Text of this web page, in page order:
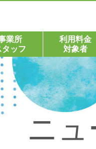
業所
タッフ
利用料金
対象者
ニ